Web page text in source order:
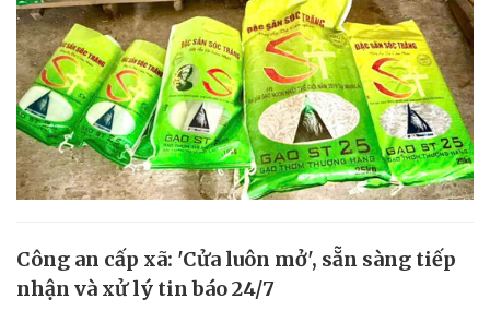
Công an cấp xã: 'Cửa luôn mở', sẵn sàng tiếp
nhận và xử lý tin báo 24/7